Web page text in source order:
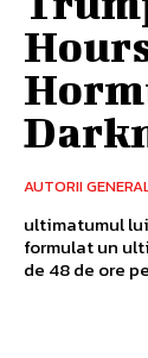
AUTORII
ultimatumul
formulat un
de 48 de ore